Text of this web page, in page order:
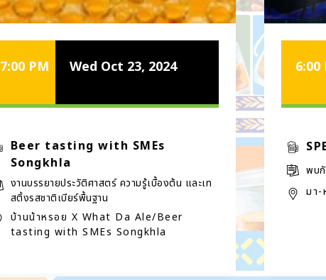
7:00 PM Wed Oct 23, 2024
Beer tasting with SMEs
Songkhla
งานบรรยายประวัติศาสตร์ ความรู้เบื้องต้น และเท
สติ้งรสชาติเบียร์พื้นฐาน
บ้านน้าหรอย X What Da Ale/Beer
tasting with SMEs Songkhla
6:00
พบ
มา-